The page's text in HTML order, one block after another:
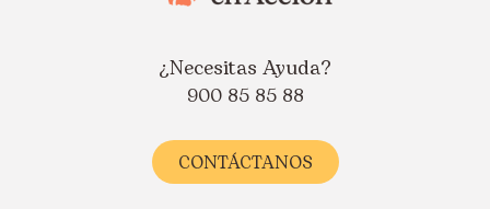
¿Necesitas Ayuda?
900 85 85 88
CONTÁCTANOS